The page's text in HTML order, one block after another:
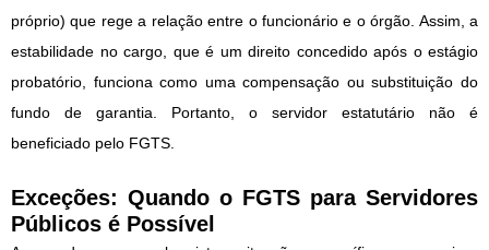
próprio) que rege a relação entre o funcionário e o órgão. Assim, a
estabilidade no cargo, que é um direito concedido após o estágio
probatório, funciona como uma compensação ou substituição do
fundo de garantia. Portanto, o servidor estatutário não é
beneficiado pelo FGTS.
Exceções: Quando o FGTS para Servidores
Públicos é Possível